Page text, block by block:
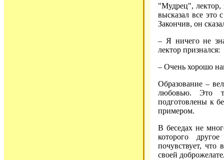
"Мудрец", лектор,
высказал все это
Закончив, он
– Я ничего не
лектор признался:
– Очень хорошо
Образование –
любовью. Это
подготовлены к
примером.
В беседах не
которого
почувствует, что
своей